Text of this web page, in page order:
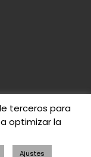
de Culleredo
terceros para
optimizar la
Ajustes